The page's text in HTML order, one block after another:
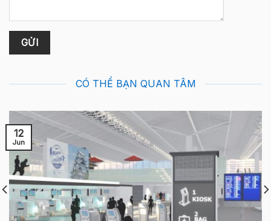
CÓ THỂ BẠN QUAN TÂM
12
Jun